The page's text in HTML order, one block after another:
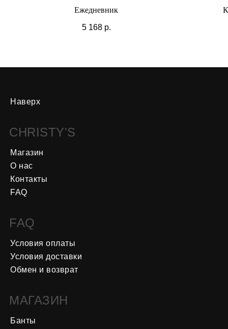
Ежедневник
5 168 р.
Банты
МАГАЗИН
Обмен и возврат
Условия доставки
Условия оплаты
FAQ
Наверх
FAQ
Контакты
О нас
Магазин
CHRISTY'S